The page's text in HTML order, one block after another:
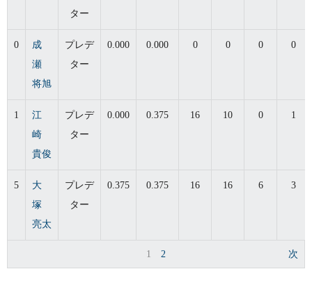
ター
0
成
瀬
将旭
プレデ
ター
0.000 0.000 0 0 0 0
1
江
崎
貴俊
プレデ
ター
0.000 0.375 16 10 0 1
5
大
塚
亮太
プレデ
ター
0.375 0.375 16 16 6 3
1 2 次